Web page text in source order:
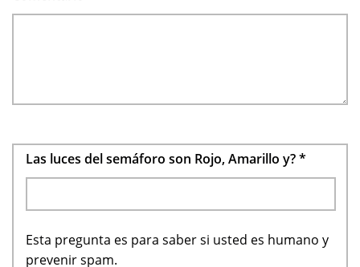
Las luces del semáforo son Rojo, Amarillo y?*
Esta pregunta es para saber si usted es humano y
prevenir spam.